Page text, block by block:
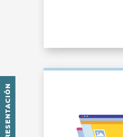
PRESENTACIÓN